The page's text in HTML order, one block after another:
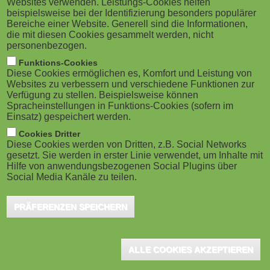
M
o
b
i
l
e
)
g
a
o
n
Düsseldorf, November 2025 - "Um in der heutigen
Arbeitswelt erfolgreich zu sein, ist es wichtiger denn je,
die Angestellten effektiv zu motivieren, zu mobilisieren
und zu inspirieren," erklärte David Wilson, CEO der
Fosway Group. Cornerstone setzt dabei auf eine KI-
Analyse der Kompetenzen, Präferenzen und
Wagenaar, Senior Director Sales bei Cornerstone
Websites verwenden. Leistungs-Cookies helfen
beispielsweise bei der Identifizierung besonders populärer
Bereiche einer Website. Generell sind die Informationen,
die mit diesen Cookies gesammelt werden, nicht
personenbezogen.
Funktions-Cookies
Diese Cookies ermöglichen es, Komfort und Leistung von
Websites zu verbessern und verschiedene Funktionen zur
Verfügung zu stellen. Beispielsweise können
Spracheinstellungen in Funktions-Cookies (sofern im
Einsatz) gespeichert werden.
Cookies Dritter
Diese Cookies werden von Dritten, z.B. Social Networks
gesetzt. Sie werden in erster Linie verwendet, um Inhalte mit
Hilfe von anwendungsbezogenen Social Plugins über
Social Media Kanäle zu teilen.
PRÄFERENZEN SPEICHERN
ALLE COOKIES AKZEPTIEREN